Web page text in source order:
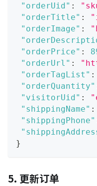
"orderUid" :
"orderTitle" :
"orderImage" :
"orderPrice" :
"orderUrl" :
"orderTagList" :
"orderQuantity"
"visitorUid" :
"shippingName" :
"shippingPhone"
}
5. 更新订单